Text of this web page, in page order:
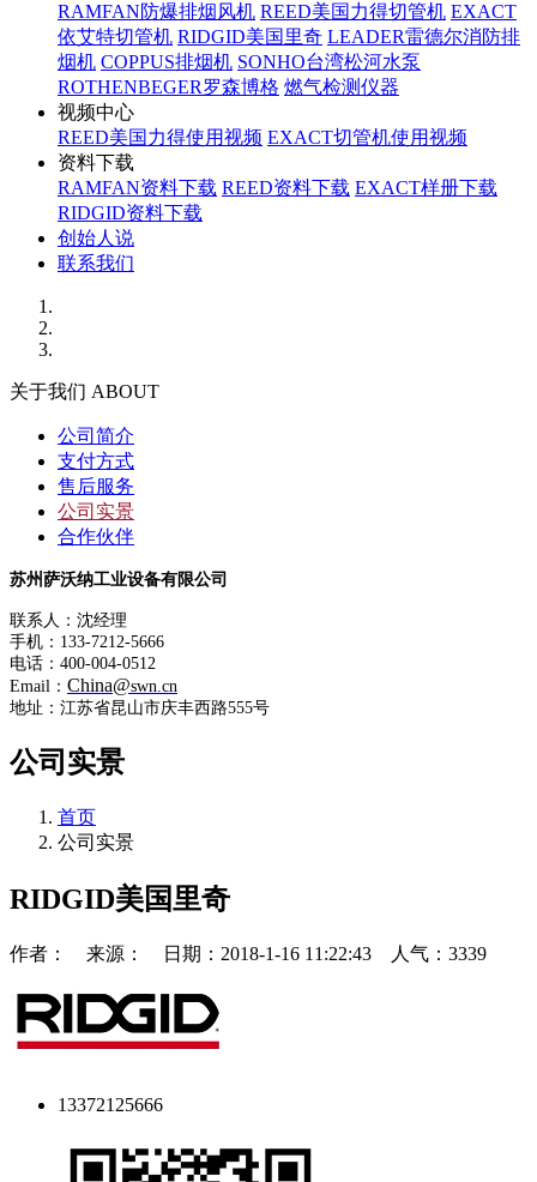
RAMFAN防爆排烟风机 REED美国力得切管机 EXACT
依艾特切管机 RIDGID美国里奇 LEADER雷德尔消防排
烟机 COPPUS排烟机 SONHO台湾松河水泵
ROTHENBEGER罗森博格 燃气检测仪器
视频中心
REED美国力得使用视频 EXACT切管机使用视频
资料下载
RAMFAN资料下载 REED资料下载 EXACT样册下载
RIDGID资料下载
创始人说
联系我们
关于我们 ABOUT
公司简介
支付方式
售后服务
公司实景
合作伙伴
苏州萨沃纳工业设备有限公司
联系人：沈经理
手机：133-7212-5666
电话：400-004-0512
Email： China@swn.cn
地址：江苏省昆山市庆丰西路555号
公司实景
首页
公司实景
RIDGID美国里奇
作者： 来源： 日期：2018-1-16 11:22:43 人气：3339
13372125666